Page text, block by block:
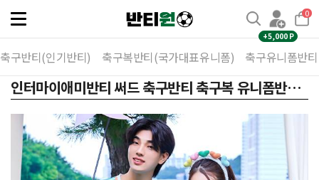
Toggle
navigation
0
+5,000 P
축구반티(인기반티) 축구복반티(국가대표유니폼) 축구유니폼반
인터마이애미반티 써드 축구반티 축구복 유니폼반티 249C